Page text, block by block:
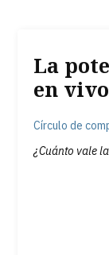
La
en vivo
Círculo de
¿Cuánto vale